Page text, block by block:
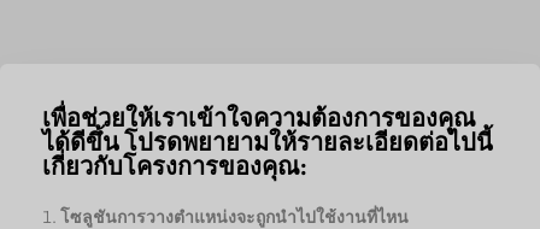
เพื่อช่วยให้เราเข้าใจความต้องการของคุณ
ได้ดีขึ้น โปรดพยายามให้รายละเอียดต่อไปนี้
เกี่ยวกับโครงการของคุณ:
โซลูชันการวางตำแหน่งจะถูกนำไปใช้งานที่ไหน